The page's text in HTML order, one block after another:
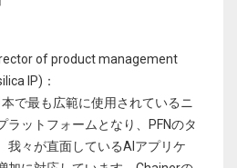
of product management
IP)：
本で最も広範に使用されているニ
ラットフォームとなり、PFNのタ
我々が直面しているAIアプリケ